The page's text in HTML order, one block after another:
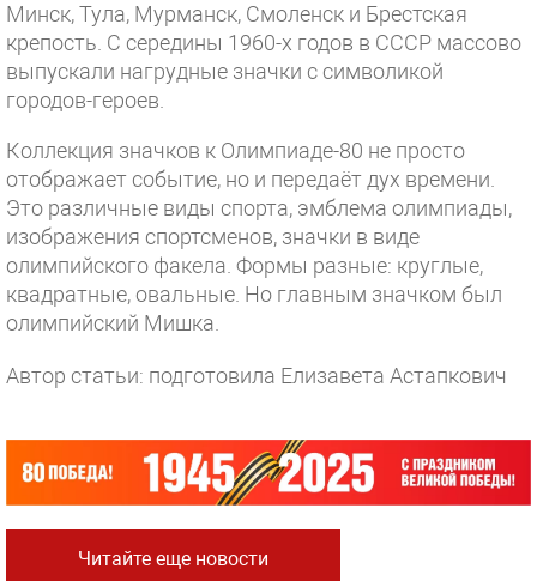
Минск, Тула, Мурманск, Смоленск и Брестская
крепость. С середины 1960-х годов в СССР массово
выпускали нагрудные значки с символикой
городов-героев.
Коллекция значков к Олимпиаде-80 не просто
отображает событие, но и передаёт дух времени.
Это различные виды спорта, эмблема олимпиады,
изображения спортсменов, значки в виде
олимпийского факела. Формы разные: круглые,
квадратные, овальные. Но главным значком был
олимпийский Мишка.
Автор статьи: подготовила Елизавета Астапкович
Читайте еще новости